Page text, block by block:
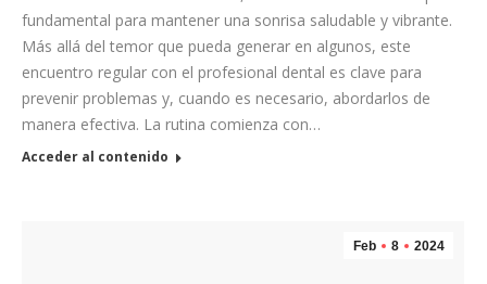
fundamental para mantener una sonrisa saludable y vibrante.
Más allá del temor que pueda generar en algunos, este
encuentro regular con el profesional dental es clave para
prevenir problemas y, cuando es necesario, abordarlos de
manera efectiva. La rutina comienza con…
Acceder al contenido
Feb 8 2024